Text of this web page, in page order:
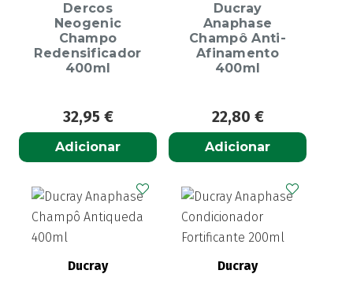
Dercos
Neogenic
Champo
Redensificador
400ml
32,95 €
Adicionar
Ducray
Anaphase
Champô Anti-
Afinamento
400ml
22,80 €
Adicionar
Ducray
Ducray